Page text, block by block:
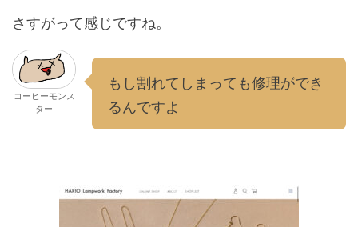
さすがって感じですね。
コーヒーモンス
ター
もし割れてしまっても修理ができ
るんですよ